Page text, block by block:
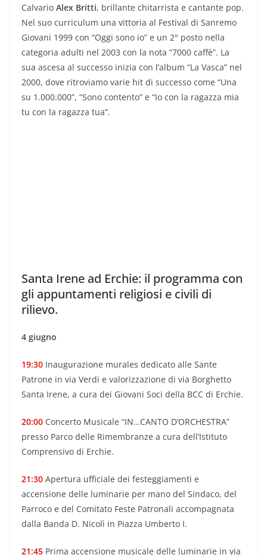
Calvario Alex Britti, brillante chitarrista e cantante pop.
Nel suo curriculum una vittoria al Festival di Sanremo
Giovani 1999 con “Oggi sono io” e un 2° posto nella
categoria adulti nel 2003 con la nota “7000 caffè”. La
sua ascesa al successo inizia con l’album “La Vasca” nel
2000, dove ritroviamo varie hit di successo come “Una
su 1.000.000”, “Sono contento” e “Io con la ragazza mia
tu con la ragazza tua”.
Santa Irene ad Erchie: il programma con
gli appuntamenti religiosi e civili di
rilievo.
4 giugno
19:30 Inaugurazione murales dedicato alle Sante
Patrone in via Verdi e valorizzazione di via Borghetto
Santa Irene, a cura dei Giovani Soci della BCC di Erchie.
20:00 Concerto Musicale “IN…CANTO D’ORCHESTRA”
presso Parco delle Rimembranze a cura dell’Istituto
Comprensivo di Erchie.
21:30 Apertura ufficiale dei festeggiamenti e
accensione delle luminarie per mano del Sindaco, del
Parroco e del Comitato Feste Patronali accompagnata
dalla Banda D. Nicolì in Piazza Umberto I.
21:45 Prima accensione musicale delle luminarie in via